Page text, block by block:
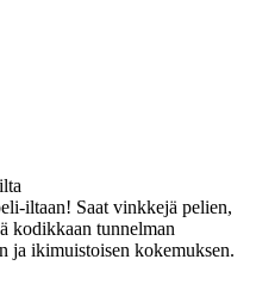
iltaan! Saat vinkkejä pelien,
kodikkaan tunnelman
ja ikimuistoisen kokemuksen.